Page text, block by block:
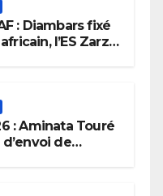
: Diambars fixé
l’ES Zarzis
: Aminata Touré
de